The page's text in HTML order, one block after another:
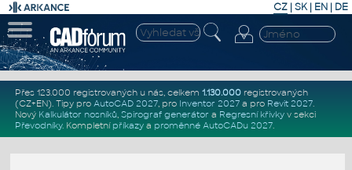
CZ | SK| EN | DE
Přes 123.000 registrovaných u nás, celkem 1.130.000registrovaných
(CZ+EN). Tipy pro AutoCAD 2027, pro Inventor 2027a pro Revit 2027.
Nový Kalkulátor nosníků, Spirograf generátor a Regresní křivkyv sekci
Převodníky. Kompletní příkazya proměnné AutoCADu 2027.